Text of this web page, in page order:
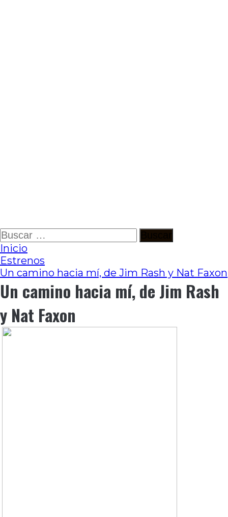
Ir
al
contenido
Buscar:
Inicio
Estrenos
Un camino hacia mí, de Jim Rash y Nat Faxon
Un camino hacia mí, de Jim Rash
y Nat Faxon